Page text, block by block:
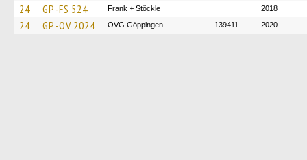
24 GP-FS 524 Frank + Stöckle 2018
24 GP-OV 2024 OVG Göppingen 139411 2020